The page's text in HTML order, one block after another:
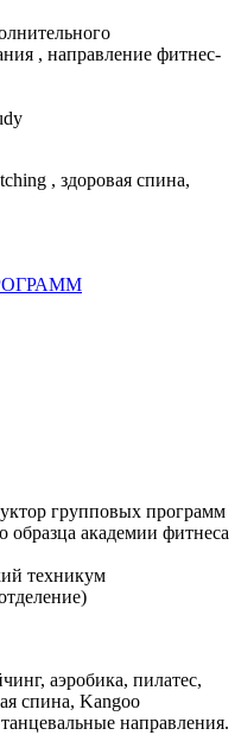
, направление фитнес-
, здоровая спина,
групповых программ
образца академии фитнеса
техникум
аэробика, пилатес,
спина, Kangoo
направления.